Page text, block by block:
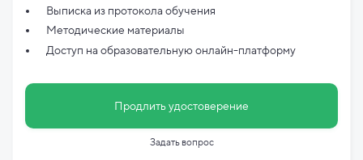
Выписка из протокола обучения
Методические материалы
Доступ на образовательную онлайн-платформу
Продлить удостоверение
Задать вопрос